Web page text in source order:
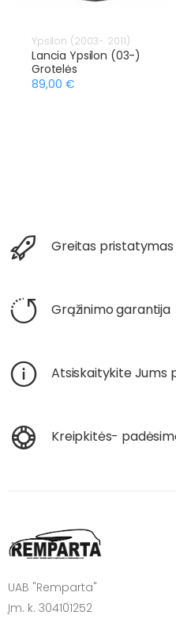
Ypsilon (2003- 2011)
Lancia Ypsilon (03-)
Grotelės
89,00 €
Greitas pristatymas
Grąžinimo garantija
Atsiskaitykite Jums
Kreipkitės-
UAB "Remparta"
Įm. k. 304101252